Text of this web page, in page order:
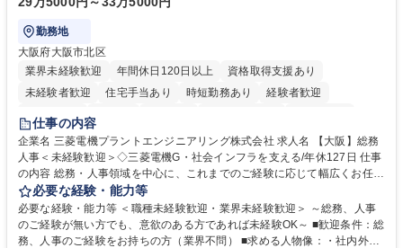
勤務地
大阪府大阪市北区
業界未経験歓迎
年間休日120日以上
資格取得支援あり
未経験者歓迎
住宅手当あり 時短勤務あり
経験者歓迎
退職金あり
駅近5分以内
土日祝休み 服装自由 寮・社宅あり 食事補助あり
仕事の内容
企業名 三菱電機プラントエンジニアリング株式会社 求人名 【大阪】総務
人事＜未経験歓迎＞◇三菱電機G・社会インフラを支える/年休127日 仕事
の内容 総務・人事領域を中心に、これまでのご経験に応じて幅広くお任せ
します。 ＜具体的には＞ ・総務/人事労務（給与・社保・勤怠管理など）
・採用・教育研修 ・福利厚生運用 など ※基本的には事務所勤務ですが、
採用や教育等の業務内容により、関西圏以外への日帰り・宿泊を伴う国内
出張もございます。 ※担当業務を持ちつつ、お互いに助け合いながら、総
必要な経験・能力等
必要な経験・能力等 ＜職種未経験歓迎・業界未経験歓迎＞ ～総務、人事
のご経験が無い方でも、意欲のある方であれば未経験OK～ ■歓迎条件：総
務、人事のご経験をお持ちの方（業界不問） ■求める人物像：・社内外の